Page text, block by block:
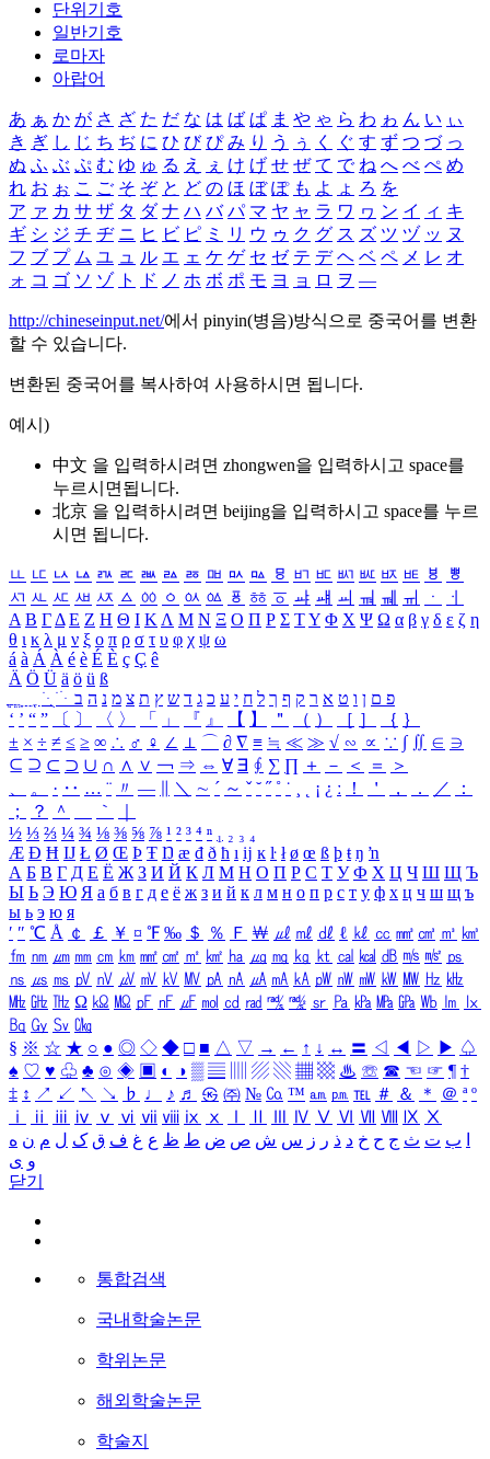
단위기호
일반기호
로마자
아랍어
あ ぁ か が さ ざ た だ な は ば ぱ ま や ゃ ら わ ゎ ん い ぃ
き ぎ し じ ち ぢ に ひ び ぴ み り う ぅ く ぐ す ず つ づ っ
ぬ ふ ぶ ぷ む ゆ ゅ る え ぇ け げ せ ぜ て で ね へ べ ぺ め
れ お ぉ こ ご そ ぞ と ど の ほ ぼ ぽ も よ ょ ろ を
ア ァ カ サ ザ タ ダ ナ ハ バ パ マ ヤ ャ ラ ワ ヮ ン イ ィ キ
ギ シ ジ チ ヂ ニ ヒ ビ ピ ミ リ ウ ゥ ク グ ス ズ ツ ヅ ッ ヌ
フ ブ プ ム ユ ュ ル エ ェ ケ ゲ セ ゼ テ デ ヘ ベ ペ メ レ オ
ォ コ ゴ ソ ゾ ト ド ノ ホ ボ ポ モ ヨ ョ ロ ヲ ―
http://chineseinput.net/에서 pinyin(병음)방식으로 중국어를 변환
할 수 있습니다.
변환된 중국어를 복사하여 사용하시면 됩니다.
예시)
中文 을 입력하시려면 zhongwen을 입력하시고 space를
누르시면됩니다.
北京 을 입력하시려면 beijing을 입력하시고 space를 누르
시면 됩니다.
ㅥ ㅦ ㅧ ㅨ ㅩ ㅪ ㅫ ㅬ ㅭ ㅮ ㅯ ㅰ ㅱ ㅲ ㅳ ㅴ ㅵ ㅶ ㅷ ㅸ
ㅹ
ㅺ ㅻ ㅼ ㅽ ㅾ ㅿ ㆀ ㆁ ㆂ ㆃ ㆄ ㆅ ㆆ ㆇ ㆈ ㆉ ㆊ ㆋ ㆌ ㆍ
ㆎ
Α Β ΓΔ Ε Ζ Η Θ Ι ΚΛ Μ Ν Ξ Ο Π Ρ Σ ΤΥ Φ Χ Ψ Ω α β γ δ ε ζ η
θ ι κ λ μ ν ξ ο π ρ σ τ υ φ χ ψ ω
á à Á À é è É È ç Ç ê
Ä Ö Ü ä ö ü ß
ִֶֹ ֻּ ׁׂ פ ם ן ו ט א ר ק ף ך ל ח י ע כ ג ד ש ץ ת צ מ נ ה ב
‘ ’ “ ” 〔 〕 〈 〉 「 」 『 』 【 】 ＂ （ ） ［ ］ ｛ ｝
± × ÷ ≠ ≤ ≥ ∞ ∴ ♂ ♀ ∠ ⊥ ⌒ ∂ ∇ ≡ ≒ ≪ ≫ √ ∽ ∝ ∵ ∫ ∬ ∈ ∋
⊆ ⊇ ⊂ ⊃ ∪ ∩ ∧ ∨ ￢ ⇒ ⇔ ∀ ∃ ∮ ∑ ∏ ＋ － ＜ ＝
＞
、
。 · ‥ … ¨ 〃 ― ＼ ∼ ´ ～ ˇ ˘ ˝ ˚ ˙ ¸ ¡ ¿ ː ！ ＇ ， ． ／
：
；
？ ＾ ｀
½ ⅓ ⅔ ¼ ¾ ⅛ ⅜ ⅝ ⅞ ¹ ² ³ ⁴ ⁿ ₁ ₂ ₃ ₄
Æ Ð Ħ Ĳ Ł Ø Œ Þ Ŧ Ŋ æ đ ð ħ ı ĳ ĸ ŀ ł ø œ ß þ ŧ ŋ ŉ
А Б В Г Д Е Ё Ж З И Й К Л М Н О П Р С Т У Ф Х Ц Ч Ш Щ Ъ
Ы Ь Э Ю Я а б в г д е ё ж з и й к л м н о п р с т у ф х ц ч ш щ ъ
ы ь э ю я
′ ″ ℃ Å ￠ ￡ ￥ ¤ ℉ ‰ ＄ ％ Ｆ ￦ ㎕ ㎖ ㎗ ℓ ㎘ ㏄ ㎣ ㎤ ㎥ ㎦
㎙ ㎚ ㎛ ㎜ ㎝ ㎞ ㎟ ㎠ ㎡ ㎢ ㏊ ㎍ ㎎ ㎏ ㏏ ㎈ ㎉ ㏈ ㎧ ㎨ ㎰
㎱ ㎲ ㎳ ㎴ ㎵ ㎶ ㎷ ㎸ ㎹ ㎀ ㎁ ㎂ ㎃ ㎄ ㎺ ㎻ ㎽ ㎾ ㎿ ㎐ ㎑
㎒ ㎓ ㎔ Ω ㏀ ㏁ ㎊ ㎋ ㎌ ㏖ ㏅ ㎭ ㎮ ㎯ ㏛ ㎩ ㎪ ㎫ ㎬ ㏝ ㏐
㏓
㏃ ㏉ ㏜ ㏆
§ ※ ☆ ★ ○ ● ◎ ◇ ◆ □ ■ △ ▽ → ← ↑ ↓ ↔ 〓 ◁ ◀ ▷ ▶ ♤
♠ ♡ ♥ ♧ ♣ ⊙ ◈ ▣ ◐ ◑ ▒ ▤ ▨ ▧ ▦ ▩ ♨ ☏ ☎ ☜ ☞ ¶ †
‡ ↕ ↗ ↙ ↖ ↘ ♭ ♩ ♪ ♬ ㉿ ㈜ № ㏇ ™ ㏂ ㏘ ℡ ＃ ＆ ＊ ＠ ª º
ⅰ
ⅱ ⅲ ⅳ ⅴ ⅵ ⅶ ⅷ ⅸ ⅹ Ⅳ Ⅴ Ⅵ Ⅶ Ⅷ Ⅸ Ⅹ
ب ت ث ج ح خ د ذ ر ز س ش ص ض ط ظ ع غ ف ق ک ل م ن ه
و ی
닫기
통합검색
국내학술논문
학위논문
해외학술논문
학술지